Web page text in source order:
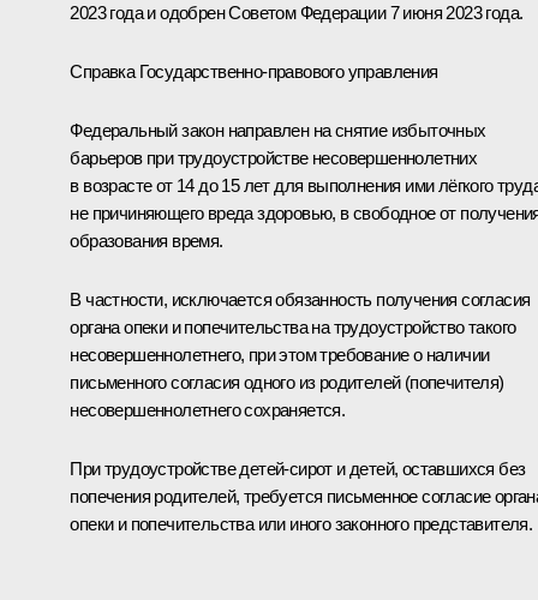
2023 года и одобрен Советом Федерации 7 июня 2023 года.
Справка Государственно-правового управления
Федеральный закон направлен на снятие избыточных
барьеров при трудоустройстве несовершеннолетних
в возрасте от 14 до 15 лет для выполнения ими лёгкого
не причиняющего вреда здоровью, в свободное от
образования время.
В частности, исключается обязанность получения согласия
органа опеки и попечительства на трудоустройство такого
несовершеннолетнего, при этом требование о наличии
письменного согласия одного из родителей (попечителя)
несовершеннолетнего сохраняется.
При трудоустройстве детей-сирот и детей, оставшихся без
попечения родителей, требуется письменное согласие
опеки и попечительства или иного законного представителя.